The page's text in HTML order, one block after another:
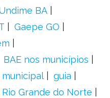
BA
Gaepe GO
BAE nos municípios
municipal
guia
Rio Grande do Norte